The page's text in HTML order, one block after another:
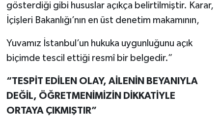
gösterdiği gibi hususlar açıkça belirtilmiştir. Karar,
İçişleri Bakanlığı’nın en üst denetim makamının,
Yuvamız İstanbul’un hukuka uygunluğunu açık
biçimde tescil ettiği resmî bir belgedir.”
“TESPİT EDİLEN OLAY, AİLENİN BEYANIYLA
DEĞİL, ÖĞRETMENİMİZİN DİKKATİYLE
ORTAYA ÇIKMIŞTIR”